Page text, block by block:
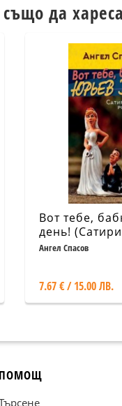
да
Вот тебе,
день!
роман)
Ангел Спасов
7.67 € / 15.00 ЛВ.
ПОМОЩ